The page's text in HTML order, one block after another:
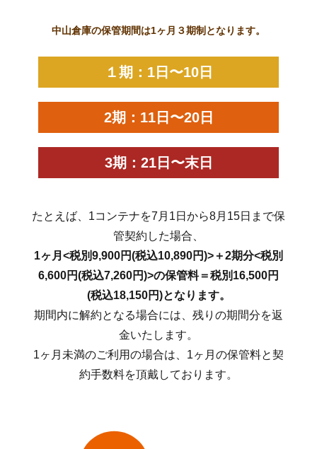
中山倉庫の保管期間は1ヶ月３期制となります。
１期：1日〜10日
2期：11日〜20日
3期：21日〜末日
たとえば、1コンテナを7月1日から8月15日まで保
管契約した場合、
1ヶ月<税別9,900円(税込10,890円)>＋2期分<税別
6,600円(税込7,260円)>の保管料＝税別16,500円
(税込18,150円)となります。
期間内に解約となる場合には、残りの期間分を返
金いたします。
1ヶ月未満のご利用の場合は、1ヶ月の保管料と契
約手数料を頂戴しております。